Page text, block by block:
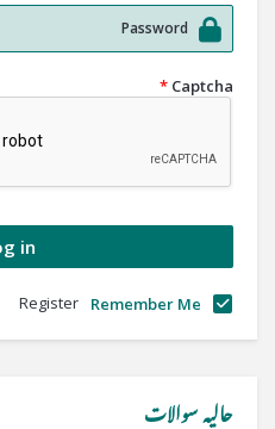
Captcha
*
Remember Me
Register
حالیہ سوالات